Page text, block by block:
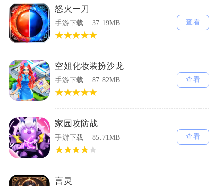
怒火一刀
手游下载 37.19MB 查看
空姐化妆装扮沙龙
手游下载 87.82MB 查看
家园攻防战
手游下载 85.71MB 查看
言灵